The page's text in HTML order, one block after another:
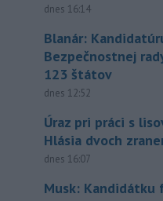
dnes 16:14
Blanár:
Bezpečnostnej
123 štátov
dnes 12:52
Úraz pri práci s
Hlásia dvoch
dnes 16:07
Musk: Kandidátku